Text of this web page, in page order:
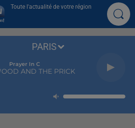
Toute l'actualité de votre région
Prayer In C
AND THE PRICK
PARIS